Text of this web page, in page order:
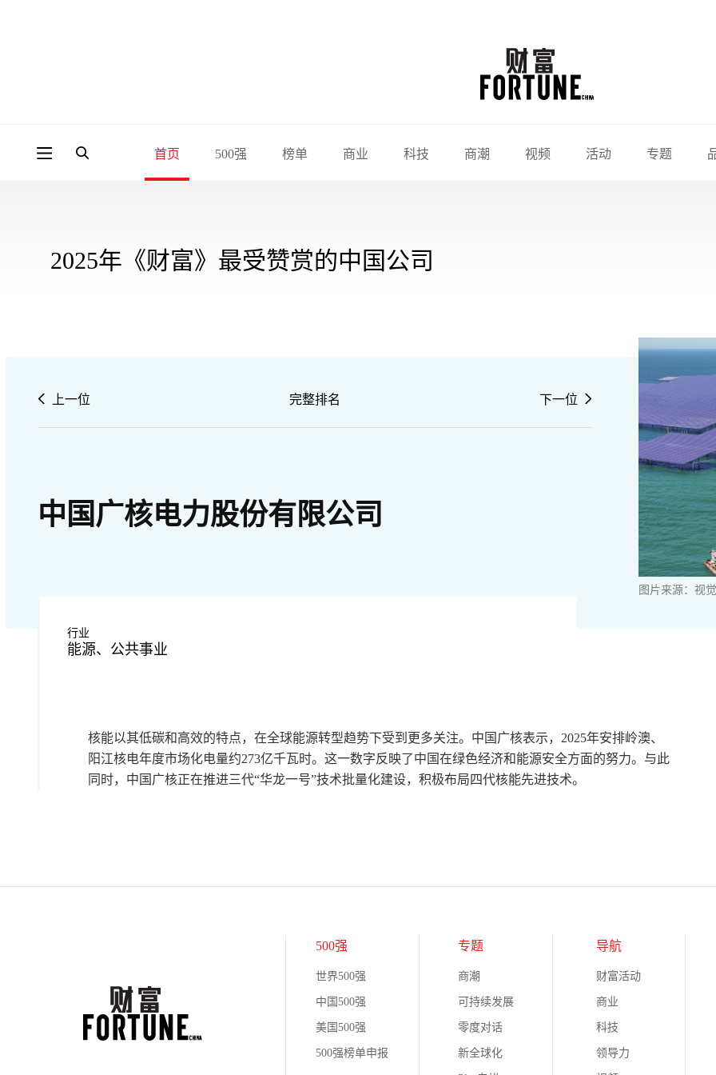
首页 500强 榜单 商业 科技 商潮 视频 活动 专题
2025年《财富》最受赞赏的中国公司
上一位 完整排名 下一位
中国广核电力股份有限公司
图片来源：视
行业
能源、公共事业
核能以其低碳和高效的特点，在全球能源转型趋势下受到更多关注。中国广核表示，2025年安排岭澳、
阳江核电年度市场化电量约273亿千瓦时。这一数字反映了中国在绿色经济和能源安全方面的努力。与此
同时，中国广核正在推进三代“华龙一号”技术批量化建设，积极布局四代核能先进技术。
500强
世界500强
中国500强
美国500强
500强榜单申报
专题
商潮
可持续发展
零度对话
新全球化
导航
财富活动
商业
科技
领导力